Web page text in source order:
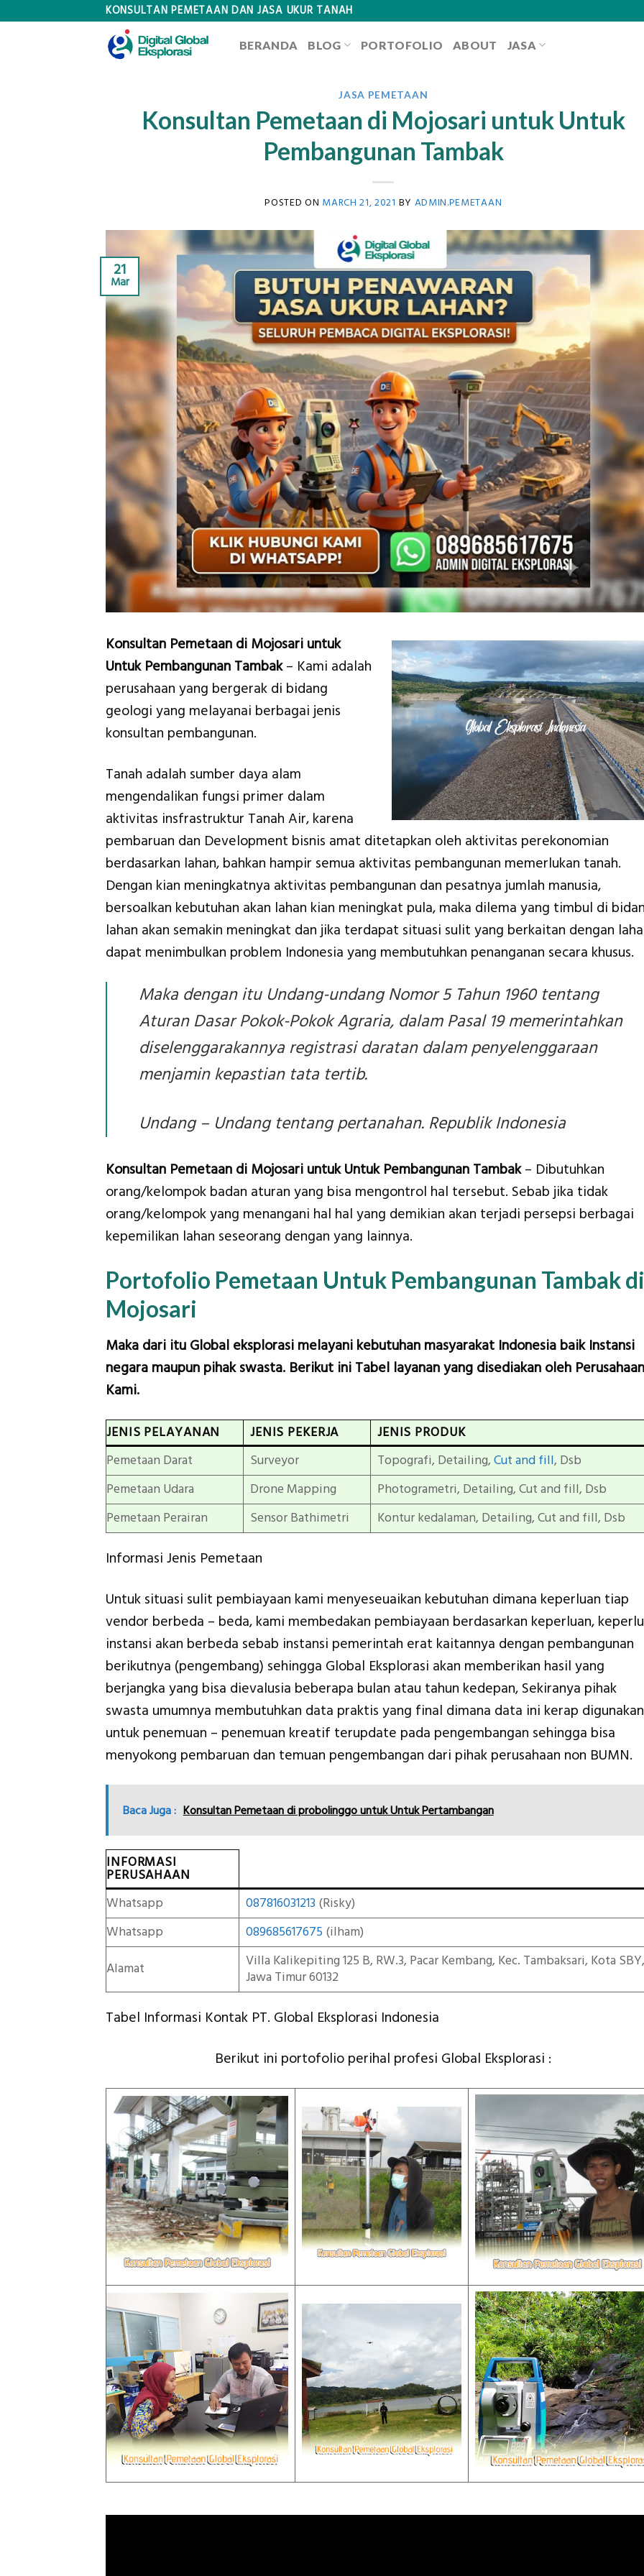
KONSULTAN PEMETAAN DAN JASA UKUR TANAH
BERANDA BLOG PORTOFOLIO ABOUT JASA
JASA PEMETAAN
Konsultan Pemetaan di Mojosari untuk Untuk
Pembangunan Tambak
POSTED ON MARCH 21, 2021 BY ADMIN.PEMETAAN
21
Mar
Konsultan Pemetaan di Mojosari untuk
Untuk Pembangunan Tambak– Kami adalah
perusahaan yang bergerak di bidang
geologi yang melayanai berbagai jenis
konsultan pembangunan.
Tanah adalah sumber daya alam
mengendalikan fungsi primer dalam
aktivitas insfrastruktur Tanah Air, karena
pembaruan dan Development bisnis amat ditetapkan oleh aktivitas perekonomian
berdasarkan lahan, bahkan hampir semua aktivitas pembangunan memerlukan tanah.
Dengan kian meningkatnya aktivitas pembangunan dan pesatnya jumlah manusia,
bersoalkan kebutuhan akan lahan kian meningkat pula, maka dilema yang timbul di
lahan akan semakin meningkat dan jika terdapat situasi sulit yang berkaitan dengan
dapat menimbulkan problem Indonesia yang membutuhkan penanganan secara khusus.
Maka dengan itu Undang-undang Nomor 5 Tahun 1960 tentang
Aturan Dasar Pokok-Pokok Agraria, dalam Pasal 19 memerintahkan
diselenggarakannya registrasi daratan dalam penyelenggaraan
menjamin kepastian tata tertib.
Undang – Undang tentang pertanahan. Republik Indonesia
Konsultan Pemetaan di Mojosari untuk Untuk Pembangunan Tambak– Dibutuhkan
orang/kelompok badan aturan yang bisa mengontrol hal tersebut. Sebab jika tidak
orang/kelompok yang menangani hal hal yang demikian akan terjadi persepsi berbagai
kepemilikan lahan seseorang dengan yang lainnya.
Portofolio Pemetaan Untuk Pembangunan Tambak di
Mojosari
Maka dari itu Global eksplorasi melayani kebutuhan masyarakat Indonesia baik Instansi
negara maupun pihak swasta. Berikut ini Tabel layanan yang disediakan oleh Perusahaan
Kami.
JENIS PELAYANAN JENIS PEKERJA
JENIS PRODUK
Pemetaan Darat
Surveyor Topografi, Detailing, Cut and fill, Dsb
Pemetaan Udara
Drone Mapping
Photogrametri, Detailing, Cut and fill, Dsb
Pemetaan Perairan
Sensor Bathimetri Kontur kedalaman, Detailing, Cut and fill, Dsb
Informasi Jenis Pemetaan
Untuk situasi sulit pembiayaan kami menyeseuaikan kebutuhan dimana keperluan tiap
vendor berbeda – beda, kami membedakan pembiayaan berdasarkan keperluan,
instansi akan berbeda sebab instansi pemerintah erat kaitannya dengan pembangunan
berikutnya (pengembang) sehingga Global Eksplorasi akan memberikan hasil yang
berjangka yang bisa dievalusia beberapa bulan atau tahun kedepan, Sekiranya pihak
swasta umumnya membutuhkan data praktis yang final dimana data ini kerap digunakan
untuk penemuan – penemuan kreatif terupdate pada pengembangan sehingga bisa
menyokong pembaruan dan temuan pengembangan dari pihak perusahaan non BUMN.
Baca Juga : Konsultan Pemetaan di probolinggo untuk Untuk Pertambangan
INFORMASI
PERUSAHAAN
Whatsapp
087816031213 (Risky)
Whatsapp
089685617675 (ilham)
Alamat
Villa Kalikepiting 125 B, RW.3, Pacar Kembang, Kec. Tambaksari, Kota SBY,
Jawa Timur 60132
Tabel Informasi Kontak PT. Global Eksplorasi Indonesia
Berikut ini portofolio perihal profesi Global Eksplorasi :